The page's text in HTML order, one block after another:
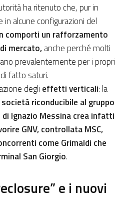
ha ritenuto che, pur in
alcune configurazioni del
comporti un rafforzamento
mercato,anche perché molti
prevalentemente per i propri
fatto saturi.
degli effetti verticali: la
riconducibile al gruppo
di Ignazio Messina crea infatti
GNV, controllata MSC,
come Grimaldi che
San Giorgio.
e i nuovi